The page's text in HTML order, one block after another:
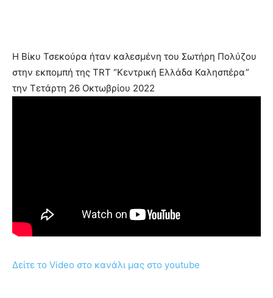
Η Βίκυ Τσεκούρα ήταν καλεσμένη του Σωτήρη Πολύζου
στην εκπομπή της TRT “Κεντρική Ελλάδα Καλησπέρα”
την Τετάρτη 26 Οκτωβρίου 2022
Δείτε το Video στο κανάλι μας στο youtube